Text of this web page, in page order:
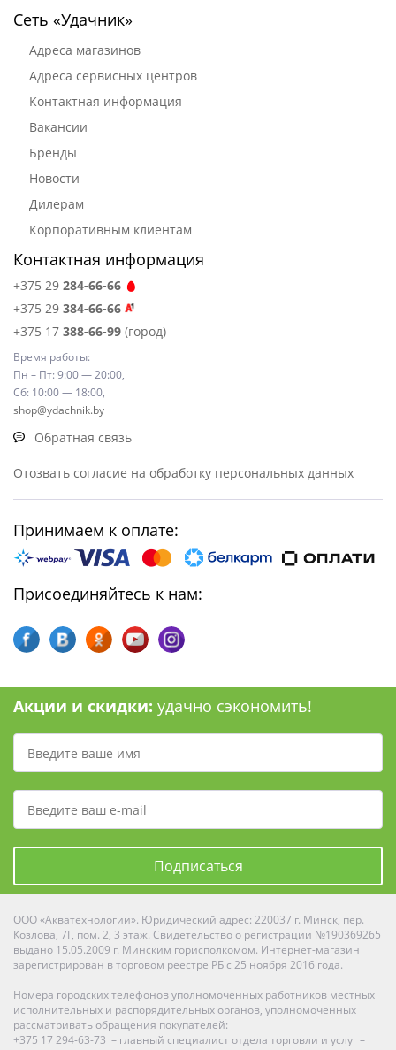
Сеть «Удачник»
Адреса магазинов
Адреса сервисных центров
Контактная информация
Вакансии
Бренды
Новости
Дилерам
Корпоративным клиентам
Контактная информация
+375 29 284-66-66
+375 29 384-66-66
+375 17 388-66-99 (город)
Время работы:
Пн – Пт: 9:00 — 20:00,
Сб: 10:00 — 18:00,
shop@ydachnik.by
Обратная связь
Отозвать согласие на обработку персональных данных
Принимаем к оплате:
Присоединяйтесь к нам:
Акции и скидки: удачно сэкономить!
Подписаться
ООО «Акватехнологии». Юридический адрес: 220037 г. Минск, пер.
Козлова, 7Г, пом. 2, 3 этаж. Свидетельство о регистрации №190369265
выдано 15.05.2009 г. Минским горисполкомом. Интернет-магазин
зарегистрирован в торговом реестре РБ с 25 ноября 2016 года.
Номера городских телефонов уполномоченных работников местных
исполнительных и распорядительных органов, уполномоченных
рассматривать обращения покупателей:
+375 17 294-63-73 – главный специалист отдела торговли и услуг –